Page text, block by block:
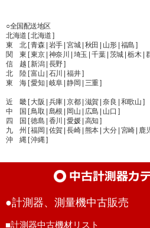
○全国配送地区
北海道 [ 北海道 ]
東 北 [ 青森 | 岩手 | 宮城 | 秋田 | 山形 | 福島 ]
関 東 [ 東京 | 神奈川 | 埼玉 | 千葉 | 茨城 | 栃木 |
信 越 [ 新潟 | 長野 ]
北 陸 [ 富山 | 石川 | 福井 ]
東 海 [ 愛知 | 岐阜 | 静岡 | 三重 ]
近 畿 [ 大阪 | 兵庫 | 京都 | 滋賀 | 奈良 | 和歌山 ]
中 国 [ 鳥取 | 島根 | 岡山 | 広島 | 山口 ]
四 国 [ 徳島 | 香川 | 愛媛 | 高知 ]
九 州 [ 福岡 | 佐賀 | 長崎 | 熊本 | 大分 | 宮崎 | 鹿
沖 縄 [ 沖縄 ]
●計測器、測量機中古販売
■計測器中古機材リスト